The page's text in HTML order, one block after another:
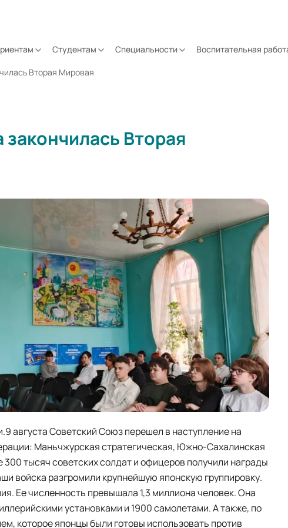
Студентам Специальности Воспитательная
Вторая Мировая
Вторая
августа Советский Союз перешел в наступление на
Маньчжурская стратегическая, Южно-Сахалинская
тысяч советских солдат и офицеров получили награды
войска разгромили крупнейшую японскую группировку.
Ее численность превышала 1,3 миллиона человек. Она
установками и 1900 самолетами. А также, по
которое японцы были готовы использовать против